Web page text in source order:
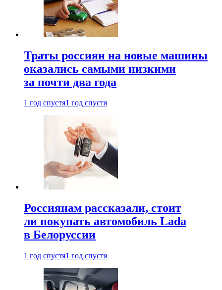
Траты россиян на новые машины
оказались самыми низкими
за почти два года
1 год спустя1 год спустя
Россиянам рассказали, стоит
ли покупать автомобиль Lada
в Белоруссии
1 год спустя1 год спустя